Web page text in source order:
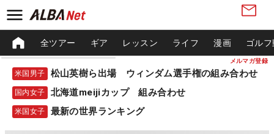
メルマガ登録
全ツアー ギア レッスン ライフ 漫画 ゴル
米国男子 松山英樹ら出場 ウィンダム選手権の組み合わせ
国内女子 北海道meijiカップ 組み合わせ
米国女子 最新の世界ランキング